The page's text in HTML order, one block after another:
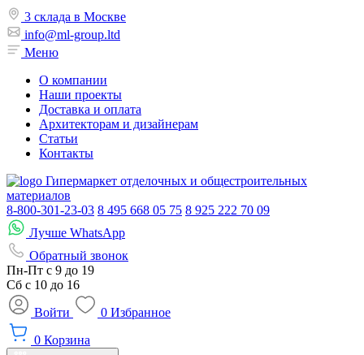
3 склада в Москве
info@ml-group.ltd
Меню
О компании
Наши проекты
Доставка и оплата
Архитекторам и дизайнерам
Статьи
Контакты
Гипермаркет отделочных и общестроительных
материалов
8-800-301-23-03 8 495 668 05 75 8 925 222 70 09
Лучше WhatsApp
Обратный звонок
Пн-Пт с 9 до 19
Сб с 10 до 16
Войти
0 Избранное
0 Корзина